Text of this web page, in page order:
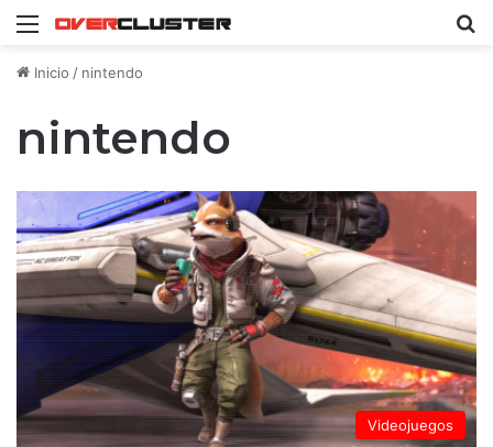
Menú
Inicio / nintendo
nintendo
Videojuegos